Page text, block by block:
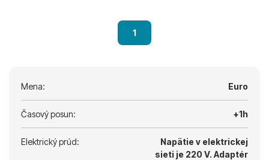
1
Mena: Euro
Časový posun: +1h
Elektrický prúd:
Napätie v elektrickej
sieti je 220 V. Adaptér